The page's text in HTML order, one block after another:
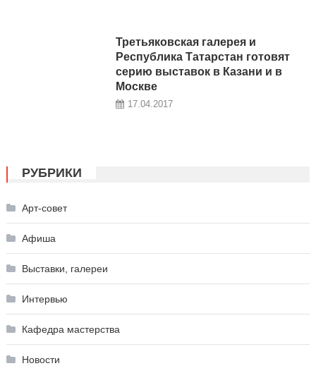
Третьяковская галерея и
Республика Татарстан готовят
серию выставок в Казани и в
Москве
17.04.2017
РУБРИКИ
Арт-совет
Афиша
Выставки, галереи
Интервью
Кафедра мастерства
Новости